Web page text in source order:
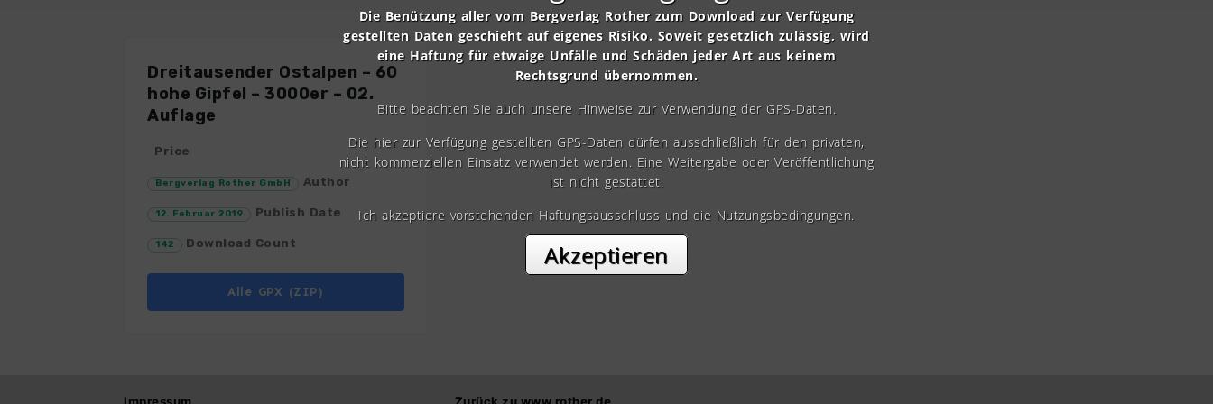
Dreitausender Ostalpen – 60
hohe Gipfel – 3000er – 02.
Auflage
Price
Bergverlag Rother GmbH Author
12. Februar 2019 Publish Date
142 Download Count
Alle GPX (ZIP)
Die Benützung aller vom Bergverlag Rother zum Download zur Verfügung
gestellten Daten geschieht auf eigenes Risiko. Soweit gesetzlich zulässig, wird
eine Haftung für etwaige Unfälle und Schäden jeder Art aus keinem
Rechtsgrund übernommen.
Bitte beachten Sie auch unsere Hinweise zur Verwendung der GPS-Daten.
Die hier zur Verfügung gestellten GPS-Daten dürfen ausschließlich für den privaten,
nicht kommerziellen Einsatz verwendet werden. Eine Weitergabe oder Veröffentlichung
ist nicht gestattet.
Ich akzeptiere vorstehenden Haftungsausschluss und die Nutzungsbedingungen.
Akzeptieren